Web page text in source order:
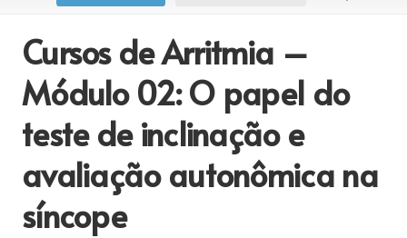
Cursos de Arritmia –
Módulo 02: O papel do
teste de inclinação e
avaliação autonômica na
síncope